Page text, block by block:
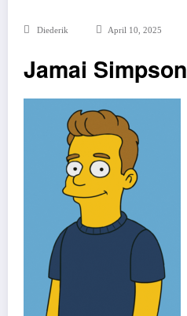
Diederik April 10, 2025
Jamai Simpson